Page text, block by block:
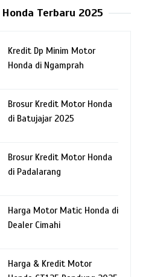
Terbaru 2025
Kredit Dp Minim Motor
Honda di Ngamprah
Brosur Kredit Motor Honda
di Batujajar 2025
Brosur Kredit Motor Honda
di Padalarang
Harga Motor Matic Honda di
Dealer Cimahi
Harga & Kredit Motor